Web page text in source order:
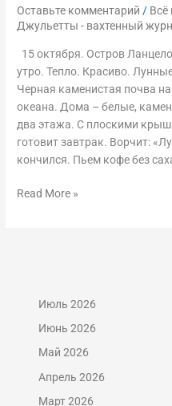
Оставьте комментарий / Всё
Джульетты - вахтенный
15 октября. Остров
утро. Тепло. Красиво.
Черная каменистая почва
океана. Дома – белые,
два этажа. С плоскими
готовит завтрак. Ворчит:
кончился. Пьем кофе без
БОЛЕЗНИ.
Канарские
Париж,
Архангельск.
15-
19
октября
Read More »
Июль 2026
Июнь 2026
Май 2026
Апрель 2026
Март 2026